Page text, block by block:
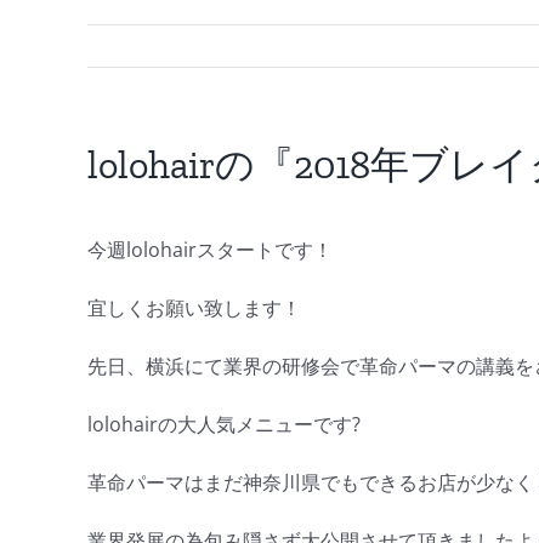
lolohairの『2018年ブレイ
今週lolohairスタートです！
宜しくお願い致します！
先日、横浜にて業界の研修会で革命パーマの講義
lolohairの大人気メニューです?
革命パーマはまだ神奈川県でもできるお店が少な